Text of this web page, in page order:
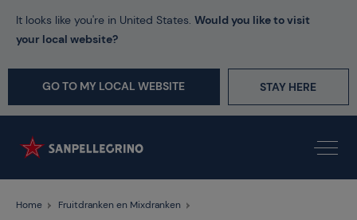
It looks like you're in United States. Would you like to visit
your local website?
GO TO MY LOCAL WEBSITE STAY HERE
Home
Fruitdranken en Mixdranken